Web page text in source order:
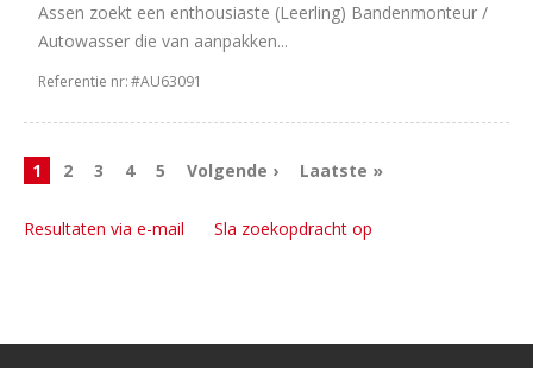
Assen zoekt een enthousiaste (Leerling) Bandenmonteur /
Autowasser die van aanpakken...
Referentie nr:#AU63091
1 2 3 4 5 Volgende › Laatste »
Resultaten via e-mail Sla zoekopdracht op